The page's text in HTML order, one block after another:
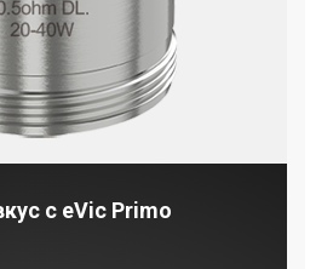
с eVic Primo